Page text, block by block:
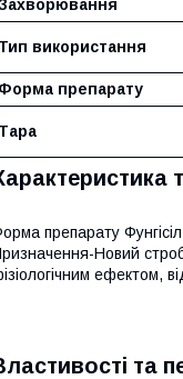
використання
препарату
препарату
Новий
ефектом,
та